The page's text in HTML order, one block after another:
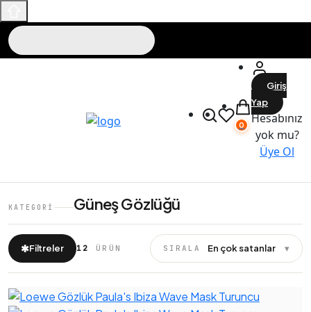
0
Giriş
Yap
Hesabınız
yok mu?
Üye Ol
KATEGORI Güneş Gözlüğü
✱Filtreler 12 ÜRÜN SIRALA En çok satanlar ▾